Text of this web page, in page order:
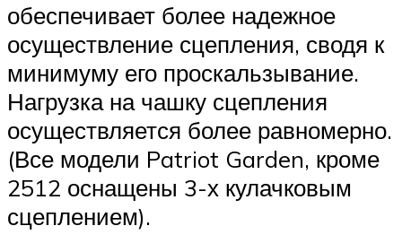
обеспечивает более надежное
осуществление сцепления, сводя к
минимуму его проскальзывание.
Нагрузка на чашку сцепления
осуществляется более равномерно.
(Все модели Patriot Garden, кроме
2512 оснащены 3-х кулачковым
сцеплением).